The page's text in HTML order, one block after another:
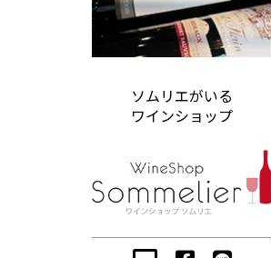
ソムリエがいる
ワインショップ